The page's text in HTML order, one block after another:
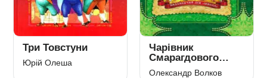
Три Товстуни
Юрій Олеша
Чарівник
Смарагдового
міста
Олександр Волков